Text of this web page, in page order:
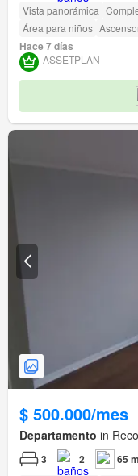
Vista panorámica
Área para niños
Hace 7 días
ASSETPLAN
$ 500.000/mes
Departamento in
3 2 65